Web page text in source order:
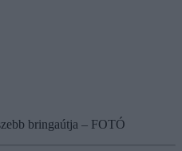
bringaútja – FOTÓ